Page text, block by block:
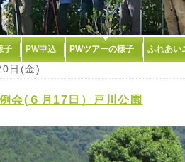
子 PW申込 PWツアーの様子 ふれあい
日(金)
会(６月17日）戸川公園